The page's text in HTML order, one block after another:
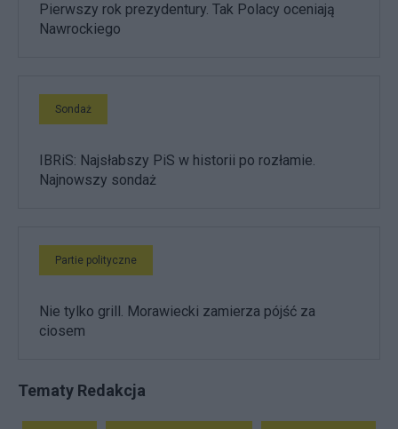
Pierwszy rok prezydentury. Tak Polacy oceniają
Nawrockiego
Sondaż
IBRiS: Najsłabszy PiS w historii po rozłamie.
Najnowszy sondaż
Partie polityczne
Nie tylko grill. Morawiecki zamierza pójść za
ciosem
Tematy Redakcja